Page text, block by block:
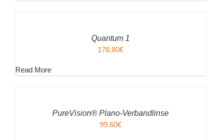
Quantum 1
178.80€
Read More
PureVision® Plano-Verbandlinse
99.60€